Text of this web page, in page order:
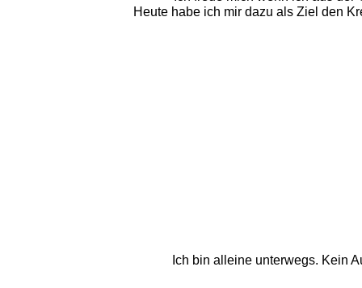
Heute habe ich mir dazu als Ziel den
Ich bin alleine unterwegs. Kein